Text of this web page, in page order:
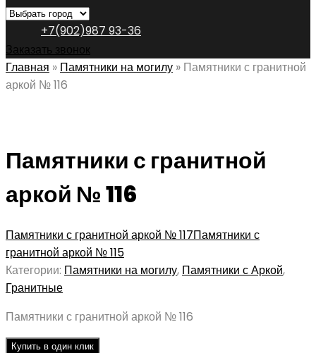
+7(902)987 93-36
Заказать звонок
Главная » Памятники на могилу » Памятники с гранитной
аркой № 116
Памятники с гранитной
аркой № 116
Памятники с гранитной аркой № 117Памятники с
гранитной аркой № 115
Категории: Памятники на могилу, Памятники с Аркой,
Гранитные
Памятники с гранитной аркой № 116
Купить в один клик